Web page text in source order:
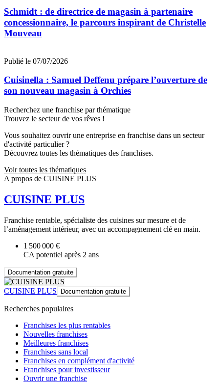
Schmidt : de directrice de magasin à partenaire
concessionnaire, le parcours inspirant de Christelle
Mouveau
Publié le 07/07/2026
Cuisinella : Samuel Deffenu prépare l’ouverture de
son nouveau magasin à Orchies
Recherchez une franchise par thématique
Trouvez le secteur de vos rêves !
Vous souhaitez ouvrir une entreprise en franchise dans un secteur
d'activité particulier ?
Découvrez toutes les thématiques des franchises.
Voir toutes les thématiques
A propos de CUISINE PLUS
CUISINE PLUS
Franchise rentable, spécialiste des cuisines sur mesure et de
l’aménagement intérieur, avec un accompagnement clé en main.
1 500 000 €
CA potentiel après 2 ans
Documentation gratuite
CUISINE PLUS Documentation gratuite
Recherches populaires
Franchises les plus rentables
Nouvelles franchises
Meilleures franchises
Franchises sans local
Franchises en complément d'activité
Franchises pour investisseur
Ouvrir une franchise